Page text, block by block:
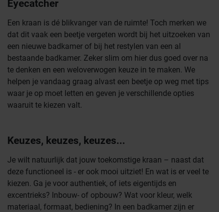
Eyecatcher
Een kraan is dé blikvanger van de ruimte! Toch merken we
dat dit vaak een beetje vergeten wordt bij het uitzoeken van
een nieuwe badkamer of bij het restylen van een al
bestaande badkamer. Zeker slim om hier dus goed over na
te denken en een weloverwogen keuze in te maken. We
helpen je vandaag graag alvast een beetje op weg met tips
waar je op moet letten en geven je verschillende opties
waaruit te kiezen valt.
Keuzes, keuzes, keuzes...
Je wilt natuurlijk dat jouw toekomstige kraan – naast dat
deze functioneel is - er ook mooi uitziet! En wat is er veel te
kiezen. Ga je voor authentiek, of iets eigentijds en
excentrieks? Inbouw- of opbouw? Wat voor kleur, welk
materiaal, formaat, bediening? In een badkamer zijn er